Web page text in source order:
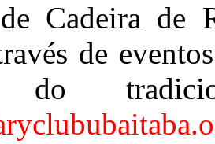
Cadeira de
de
do